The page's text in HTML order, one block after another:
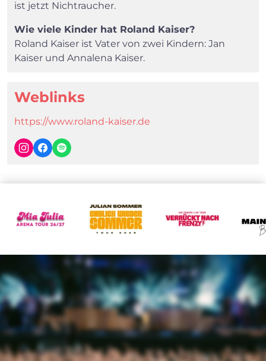
ist jetzt Nichtraucher.
Wie viele Kinder hat Roland Kaiser?
Roland Kaiser ist Vater von zwei Kindern: Jan
Kaiser und Annalena Kaiser.
Weblinks
https://www.roland-kaiser.de